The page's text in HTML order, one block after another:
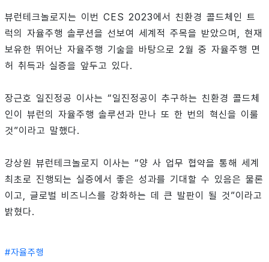
뷰런테크놀로지는 이번 CES 2023에서 친환경 콜드체인 트
럭의 자율주행 솔루션을 선보여 세계적 주목을 받았으며, 현재
보유한 뛰어난 자율주행 기술을 바탕으로 2월 중 자율주행 면
허 취득과 실증을 앞두고 있다.
장근호 일진정공 이사는 “일진정공이 추구하는 친환경 콜드체
인이 뷰런의 자율주행 솔루션과 만나 또 한 번의 혁신을 이룰
것”이라고 말했다.
강상원 뷰런테크놀로지 이사는 “양 사 업무 협약을 통해 세계
최초로 진행되는 실증에서 좋은 성과를 기대할 수 있음은 물론
이고, 글로벌 비즈니스를 강화하는 데 큰 발판이 될 것”이라고
밝혔다.
#자율주행